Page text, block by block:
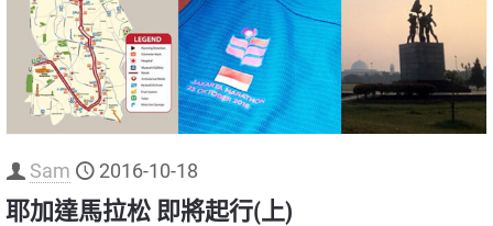
Sam 2016-10-18
耶加達馬拉松 即將起行(上)